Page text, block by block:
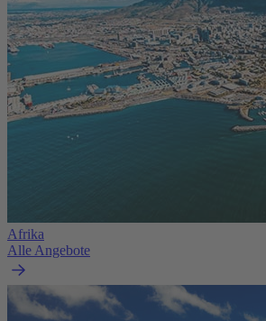
Afrika
Alle Angebote